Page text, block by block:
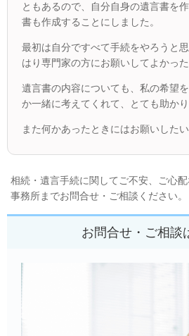
ともあるので、自分自身の遺言書を
書も作成することにしました。
最初は自分ですべて手続をやろうと
はり専門家の方にお願いしてよかった
遺言書の内容についても、私の希望
か一緒に考えてくれて、とても助かり
また何かあったときにはお願いしたい
相続・遺言手続に関してご不安、ご心
事務所までお問合せ・ご相談ください。
お問合せ・ご相談